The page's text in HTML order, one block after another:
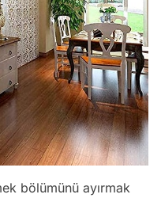
bölümünü ayırmak